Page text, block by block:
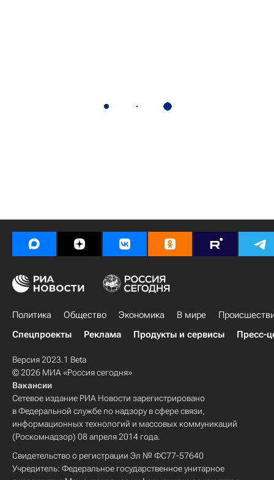
Политика Общество Экономика В мире
Спецпроекты
Реклама Продукты и сервисы Пресс-
Версия 2023.1 Beta
© 2026 МИА «Россия сегодня»
Вакансии
Сетевое издание РИА Новости зарегистрировано
в Федеральной службе по надзору в сфере связи,
информационных технологий и массовых коммуникаций
(Роскомнадзор) 08 апреля 2014 года.
Свидетельство о регистрации Эл № ФС77-57640
Учредитель: Федеральное государственное унитарное